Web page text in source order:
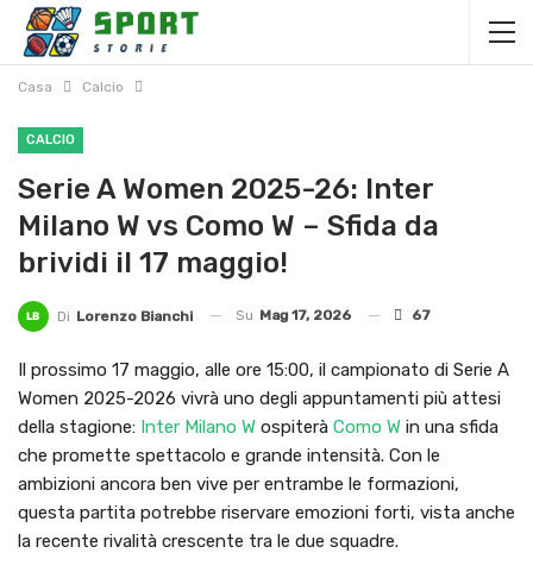
Casa Calcio
CALCIO
Serie A Women 2025-26: Inter
Milano W vs Como W – Sfida da
brividi il 17 maggio!
Di Lorenzo Bianchi Su Mag 17, 2026 67
Il prossimo 17 maggio, alle ore 15:00, il campionato di Serie A
Women 2025-2026 vivrà uno degli appuntamenti più attesi
della stagione: Inter Milano W ospiterà Como W in una sfida
che promette spettacolo e grande intensità. Con le
ambizioni ancora ben vive per entrambe le formazioni,
questa partita potrebbe riservare emozioni forti, vista anche
la recente rivalità crescente tra le due squadre.